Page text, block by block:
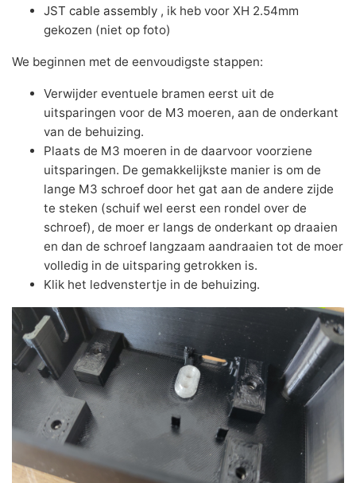
JST cable assembly , ik heb voor XH 2.54mm
gekozen (niet op foto)
We beginnen met de eenvoudigste stappen:
Verwijder eventuele bramen eerst uit de
uitsparingen voor de M3 moeren, aan de onderkant
van de behuizing.
Plaats de M3 moeren in de daarvoor voorziene
uitsparingen. De gemakkelijkste manier is om de
lange M3 schroef door het gat aan de andere zijde
te steken (schuif wel eerst een rondel over de
schroef), de moer er langs de onderkant op draaien
en dan de schroef langzaam aandraaien tot de moer
volledig in de uitsparing getrokken is.
Klik het ledvenstertje in de behuizing.